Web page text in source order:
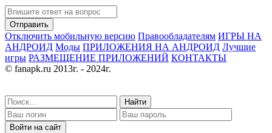
Отправить
Отключить мобильную версию Правообладателям ИГРЫ НА
АНДРОИД Моды ПРИЛОЖЕНИЯ НА АНДРОИД Лучшие
игры РАЗМЕЩЕНИЕ ПРИЛОЖЕНИЙ КОНТАКТЫ
© fanapk.ru 2013г. - 2024г.
Найти
Войти на сайт